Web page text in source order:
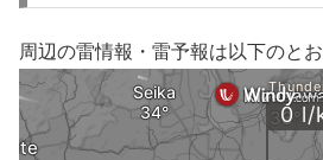
周辺の雷情報・雷予報は以下のとお